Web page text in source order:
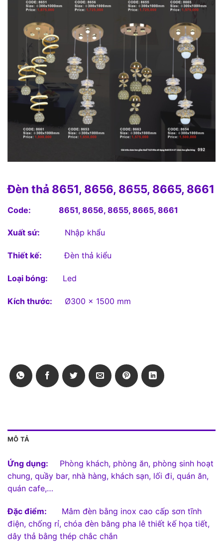
Đèn thả 8651, 8656, 8655, 8665, 8661
Code: 8651, 8656, 8655, 8665, 8661
Xuất sứ: Nhập khẩu
Thiết kế: Đèn thả kiểu
Loại bóng: Led
Kích thước: Ø300 x 1500 mm
MÔ TẢ
Ứng dụng:
Phòng khách, phòng ăn, phòng sinh hoạt
chung, quầy bar, nhà hàng, khách sạn, lối đi, quán ăn,
quán cafe,…
Đặc điểm: Mâm đèn bằng inox cao cấp sơn tĩnh
điện, chống rỉ, chóa đèn bằng pha lê thiết kế họa tiết,
dây thả bằng thép chắc chắn